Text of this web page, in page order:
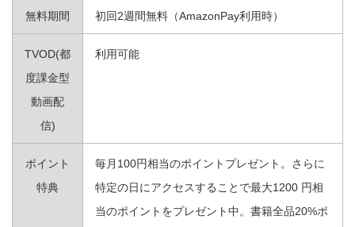
無料期間 初回2週間無料（AmazonPay利用時）
TVOD(都
度課金型
動画配
信)
利用可能
ポイント
特典
毎月100円相当のポイントプレゼント。さらに
特定の日にアクセスすることで最大1200 円相
当のポイントをプレゼント中。書籍全品20%ポ